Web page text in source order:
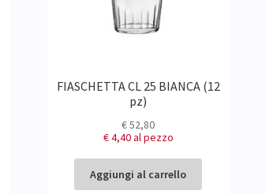
FIASCHETTA CL 25 BIANCA (12
pz)
€52,80
€ 4,40al pezzo
Aggiungi al carrello